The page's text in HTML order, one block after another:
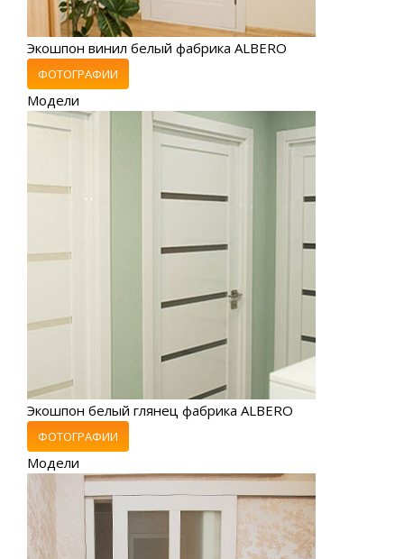
Экошпон винил белый фабрика ALBERO
ФОТОГРАФИИ
Модели
Экошпон белый глянец фабрика ALBERO
ФОТОГРАФИИ
Модели